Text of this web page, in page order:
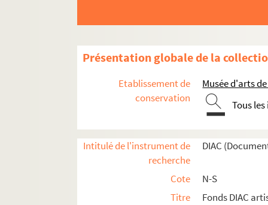
Présentation globale de la
Etablissement de
conservation
Musée d'arts
Tous
Intitulé de l'instrument de
recherche
DIAC
Cote
N-S
Titre
Fonds DIAC
Artistes. RUFFI, Gianni
Artistes. RUFINO, José
Artistes. RUGE, Ane Mette
Artistes. RUGGERI, Piero